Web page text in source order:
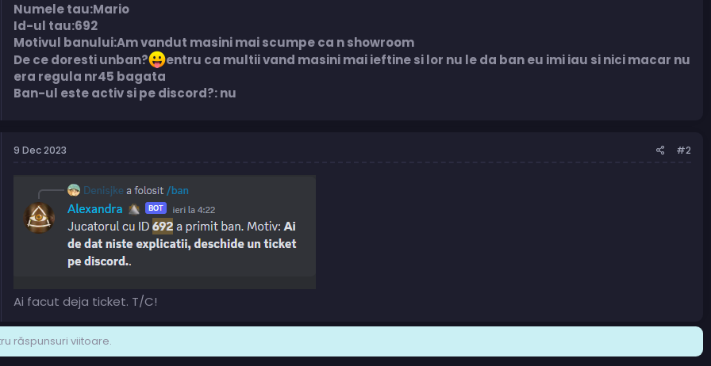
Numele tau:Mario
Id-ul tau:692
Motivul banului:Am vandut masini mai scumpe ca n showroom
De ce doresti unban?
entru ca multii vand masini mai ieftine si lor nu le da ban eu imi iau si nici macar nu
era regula nr45 bagata
Ban-ul este activ si pe discord?: nu
9 Dec 2023 #2
Ai facut deja ticket. T/C!
răspunsuri viitoare.